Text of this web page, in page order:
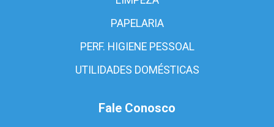
PAPELARIA
PERF. HIGIENE PESSOAL
UTILIDADES DOMÉSTICAS
Fale Conosco